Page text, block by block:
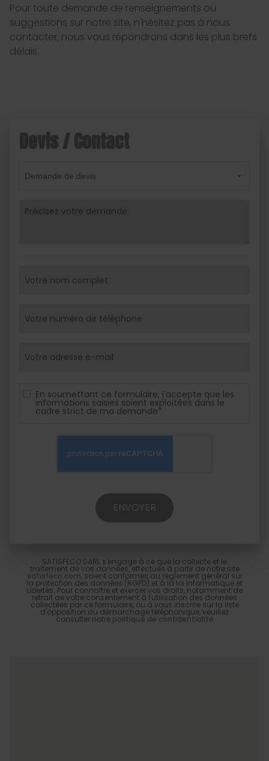
Pour toute demande de renseignements ou
suggestions sur notre site, n'hésitez pas à nous
contacter, nous vous répondrons dans les plus brefs
délais.
Devis / Contact
En soumettant ce formulaire, j'accepte que les
informations saisies soient exploitées dans le
cadre strict de ma demande*
SATISFECO SARL s'engage à ce que la collecte et le
traitement de vos données, effectués à partir de notre site
satisfeco.com, soient conformes au règlement général sur
la protection des données (RGPD) et à la loi Informatique et
Libertés. Pour connaître et exercer vos droits, notamment de
retrait de votre consentement à l'utilisation des données
collectées par ce formulaire, ou à vous inscrire sur la liste
d'opposition au démarchage téléphonique, veuillez
consulter notre politique de confidentialité